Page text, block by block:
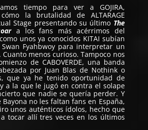
tiempo para ver a GOJIRA,
la brutalidad de ALTARAGE
Stage presentando su último The
a los fans más acérrimos del
unos ya conocidos KITAI subían
Fyahbwoy para interpretar un
menos curioso. Tampoco nos
de CABOVERDE, una banda
por Juan Blas de Nothink o
que ya he tenido oportunidad de
a la que le jugó en contra el solape
que nadie se quería perder. Y
Bayona no les faltan fans en España,
unos auténticos ídolos, hecho que
tocar allí tres veces en los últimos